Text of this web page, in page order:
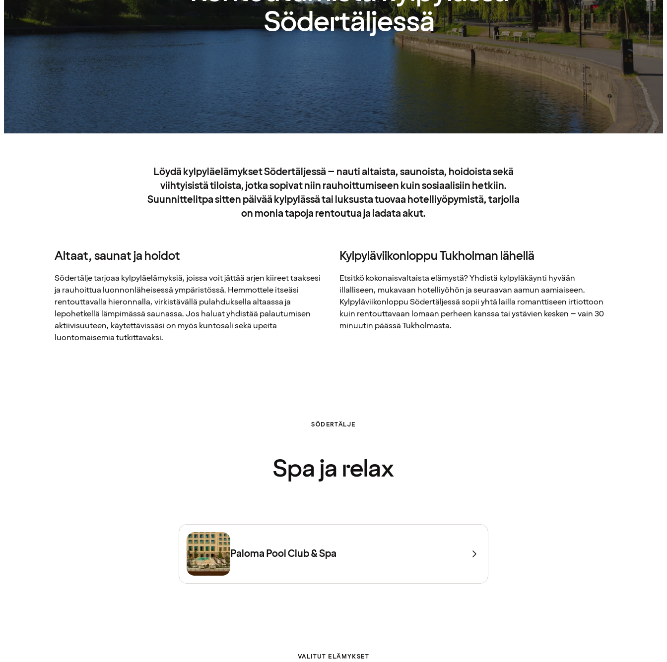
Södertäljessä
Löydä kylpyläelämykset Södertäljessä – nauti altaista, saunoista, hoidoista sekä
viihtyisistä tiloista, jotka sopivat niin rauhoittumiseen kuin sosiaalisiin hetkiin.
Suunnittelitpa sitten päivää kylpylässä tai luksusta tuovaa hotelliyöpymistä, tarjolla
on monia tapoja rentoutua ja ladata akut.
Altaat, saunat ja hoidot
Södertälje tarjoaa kylpyläelämyksiä, joissa voit jättää arjen kiireet taaksesi
ja rauhoittua luonnonläheisessä ympäristössä. Hemmottele itseäsi
rentouttavalla hieronnalla, virkistävällä pulahduksella altaassa ja
lepohetkellä lämpimässä saunassa. Jos haluat yhdistää palautumisen
aktiivisuuteen, käytettävissäsi on myös kuntosali sekä upeita
luontomaisemia tutkittavaksi.
Kylpyläviikonloppu Tukholman lähellä
Etsitkö kokonaisvaltaista elämystä? Yhdistä kylpyläkäynti hyvään
illalliseen, mukavaan hotelliyöhön ja seuraavan aamun aamiaiseen.
Kylpyläviikonloppu Södertäljessä sopii yhtä lailla romanttiseen irtiottoon
kuin rentouttavaan lomaan perheen kanssa tai ystävien kesken – vain 30
minuutin päässä Tukholmasta.
SÖDERTÄLJE
Spa ja relax
Paloma Pool Club & Spa
VALITUT ELÄMYKSET